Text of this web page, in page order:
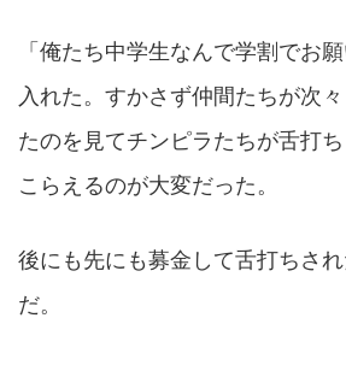
「俺たち中学生なんで学割でお
入れた。すかさず仲間たちが次
たのを見てチンピラたちが舌打
こらえるのが大変だった。
後にも先にも募金して舌打ちさ
だ。